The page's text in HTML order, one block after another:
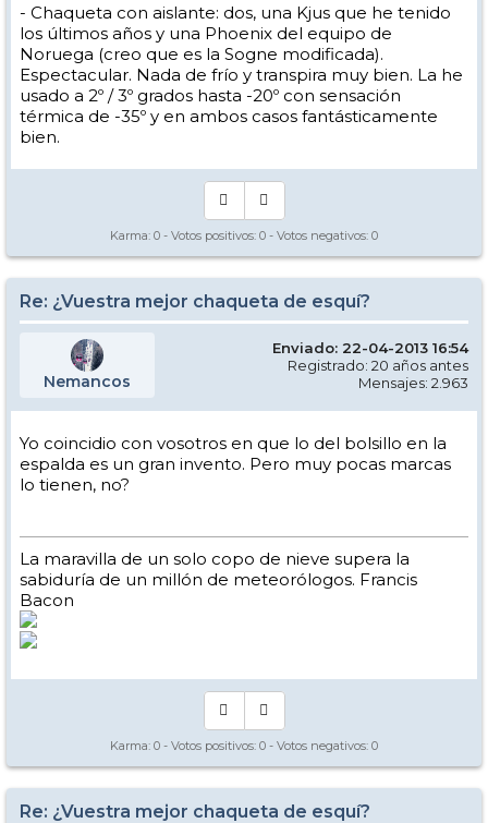
- Chaqueta con aislante: dos, una Kjus que he tenido
los últimos años y una Phoenix del equipo de
Noruega (creo que es la Sogne modificada).
Espectacular. Nada de frío y transpira muy bien. La he
usado a 2º / 3º grados hasta -20º con sensación
térmica de -35º y en ambos casos fantásticamente
bien.
Karma: 0 - Votos positivos: 0 - Votos negativos: 0
Re: ¿Vuestra mejor chaqueta de esquí?
Nemancos
Enviado: 22-04-2013 16:54
Registrado: 20 años antes
Mensajes: 2.963
Yo coincidio con vosotros en que lo del bolsillo en la
espalda es un gran invento. Pero muy pocas marcas
lo tienen, no?
La maravilla de un solo copo de nieve supera la
sabiduría de un millón de meteorólogos. Francis
Bacon
Karma: 0 - Votos positivos: 0 - Votos negativos: 0
Re: ¿Vuestra mejor chaqueta de esquí?